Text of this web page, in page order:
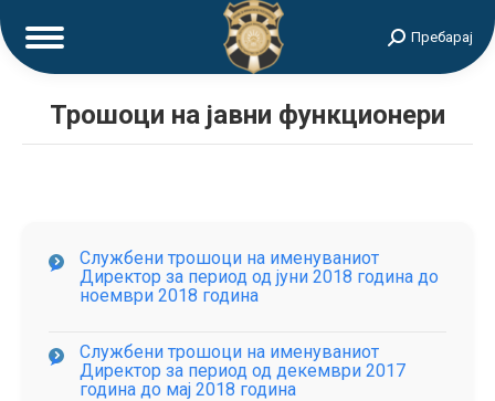
Search:Пребарај
Трошоци на јавни функционери
Службени трошоци на именуваниот
Директор за период од јуни 2018 година до
ноември 2018 година
Службени трошоци на именуваниот
Директор за период од декември 2017
година до мај 2018 година